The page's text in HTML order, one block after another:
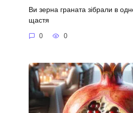
Ви зерна граната зібрали в
щастя
0 0